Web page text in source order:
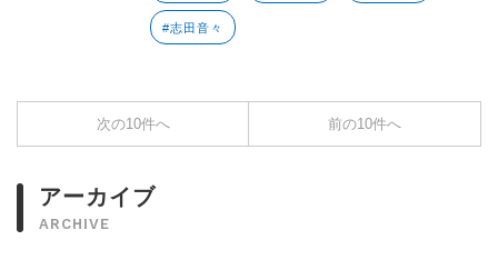
#志田音々
次の10件へ 前の10件へ
アーカイブ
ARCHIVE